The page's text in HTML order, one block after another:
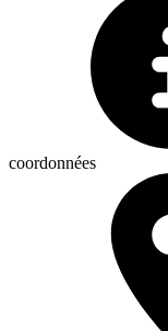
coordonnées